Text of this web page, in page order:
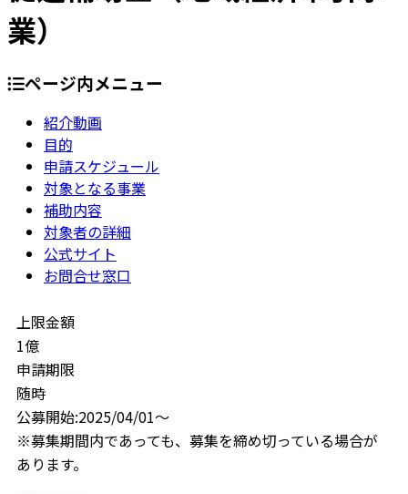
業）
ページ内メニュー
紹介動画
目的
申請スケジュール
対象となる事業
補助内容
対象者の詳細
公式サイト
お問合せ窓口
上限金額
1億
申請期限
随時
公募開始:2025/04/01～
※募集期間内であっても、募集を締め切っている場合が
あります。